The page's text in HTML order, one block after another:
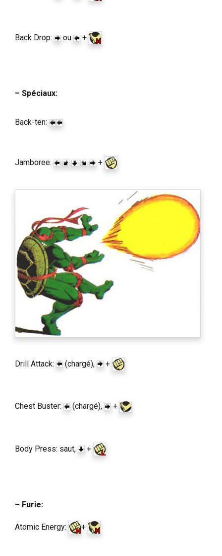
Back Drop: ou +
– Spéciaux:
Back-ten:
Jamboree: +
Drill Attack: (chargé), +
Chest Buster: (chargé), +
Body Press: saut, +
– Furie:
Atomic Energy: +